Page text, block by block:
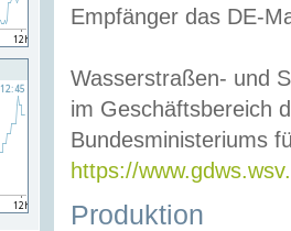
Empfänger das DE-
Wasserstraßen- und
im Geschäftsbereich
Bundesministeriums
https://
Produktion